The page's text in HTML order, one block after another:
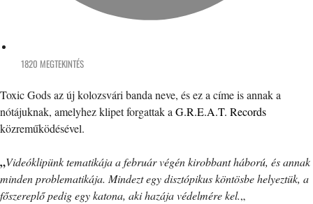
1820 MEGTEKINTÉS
Toxic Gods az új kolozsvári banda neve, és ez a címe is annak a
nótájuknak, amelyhez klipet forgattak a G.R.E.A.T. Records
közreműködésével.
„Videóklipünk tematikája a február végén kirobbant háború, és annak
minden problematikája. Mindezt egy disztópikus köntösbe helyeztük, a
főszereplő pedig egy katona, aki hazája védelmére kel.„